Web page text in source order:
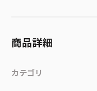
商品詳細
カテゴリ